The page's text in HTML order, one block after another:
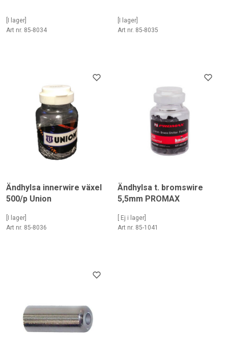
[I lager]
Art nr. 85-8034
[I lager]
Art nr. 85-8035
Ändhylsa innerwire växel
500/p Union
[I lager]
Art nr. 85-8036
Ändhylsa t. bromswire
5,5mm PROMAX
[ Ej i lager]
Art nr. 85-1041